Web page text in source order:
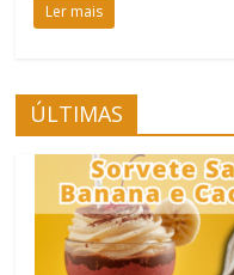
Ler mais
ÚLTIMAS